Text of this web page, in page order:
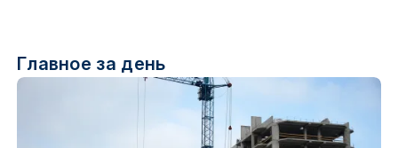
Главное за день